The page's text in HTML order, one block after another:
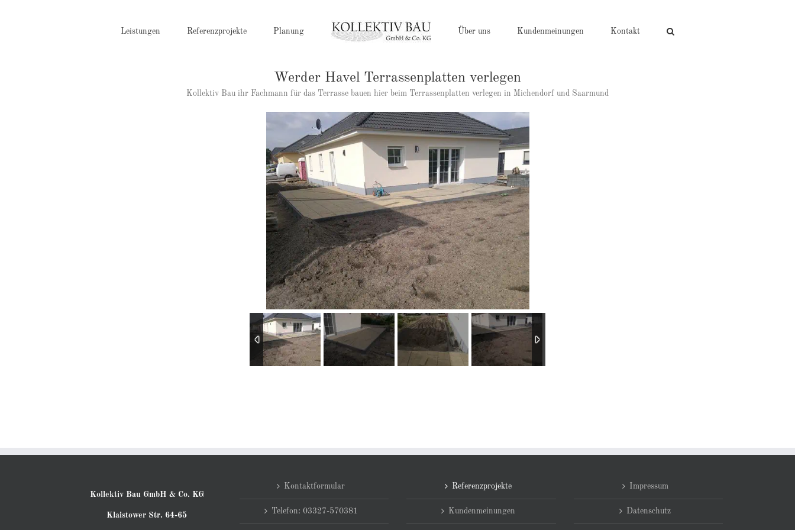
Leistungen Referenzprojekte Planung Über uns Kundenmeinungen Kontakt
Werder Havel Terrassenplatten verlegen
Kollektiv Bau ihr Fachmann für das Terrasse bauen hier beim Terrassenplatten verlegen in Michendorf und Saarmund
Kollektiv Bau GmbH & Co. KG
Klaistower Str. 64-65
Kontaktformular
Telefon: 03327-570381
Referenzprojekte
Kundenmeinungen
Impressum
Datenschutz